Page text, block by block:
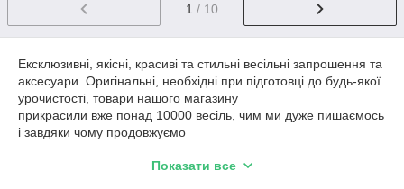
1 / 10
Ексклюзивні, якісні, красиві та стильні весільні запрошення та
аксесуари. Оригінальні, необхідні при підготовці до будь-якої
урочистості, товари нашого магазину
прикрасили вже понад 10000 весіль, чим ми дуже пишаємось
і завдяки чому продовжуємо
шукати щось нове та найбільш
Показати все